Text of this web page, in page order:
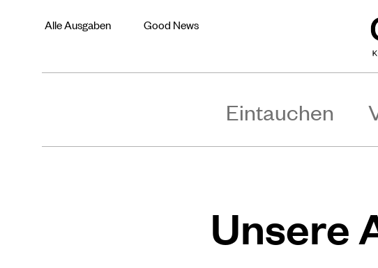
Alle Ausgaben Good News
Eintauchen
Unsere